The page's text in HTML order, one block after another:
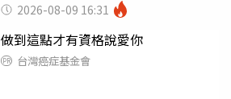
2026-08-09 16:31
做到這點才有資格說愛你
台灣癌症基金會